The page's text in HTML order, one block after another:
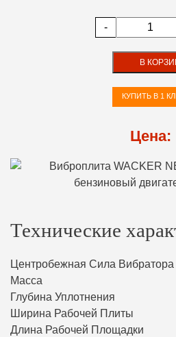
-
В
КУПИТЬ В 1
Цена:
Технические
Центробежная Сила Вибратора
Масса
Глубина Уплотнения
Ширина Рабочей Плиты
Длина Рабочей Площадки